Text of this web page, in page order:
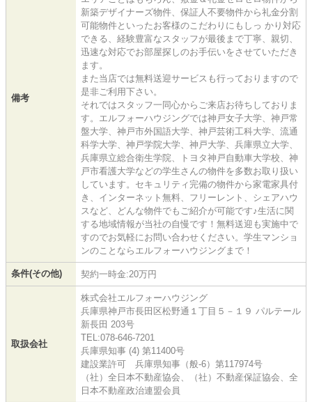
備考
新築デザイナーズ物件、保証人不要物件から礼金分割
可能物件といったお客様のこだわりにもしっ かり対応
できる、経験豊富なスタッフが最後まで丁寧、親切、
迅速な対応でお部屋探しのお手伝いをさせていただき
ます。
また当店では無料送迎サービスも行っておりますので
是非ご利用下さい。
それではスタッフ一同心からご来店お待ちしておりま
す。エルフォーハウジングでは神戸女子大学、神戸常
盤大学、神戸市外国語大学、神戸芸術工科大学、流通
科学大学、神戸学院大学、神戸大学、兵庫県立大学、
兵庫県立総合衛生学院、トヨタ神戸自動車大学校、神
戸市看護大学などの学生さんの物件を多数お取り扱い
しています。セキュリティ完備の物件から家電家具付
き、インターネット無料、フリーレント、シェアハウ
スなど、どんな物件でもご紹介が可能です♪生活に関
する地域情報が当社の自慢です！無料送迎も実施中で
すのでお気軽にお問い合わせください。学生マンショ
ンのことならエルフォーハウジングまで！
条件(その他) 契約一時金:20万円
取扱会社
株式会社エルフォーハウジング
兵庫県神戸市長田区松野通１丁目５－１９ パルテール
新長田 203号
TEL:078-646-7201
兵庫県知事 (4) 第11400号
建設業許可 兵庫県知事（般-6）第117974号
（社）全日本不動産協会、（社）不動産保証協会、全
日本不動産政治連盟会員